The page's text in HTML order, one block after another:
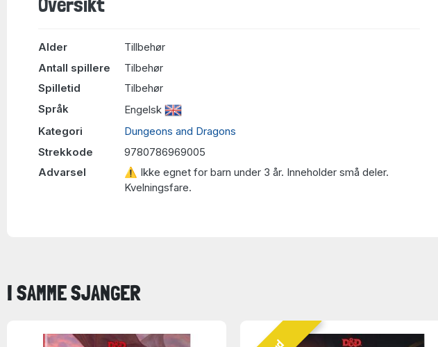
Alder
Tillbehør
Antall spillere
Tilbehør
Spilletid
Tilbehør
Språk
Engelsk
Kategori
Dungeons and Dragons
Strekkode
9780786969005
Advarsel
⚠ Ikke egnet for barn under 3 år. Inneholder små deler.
Kvelningsfare.
I SAMME SJANGER